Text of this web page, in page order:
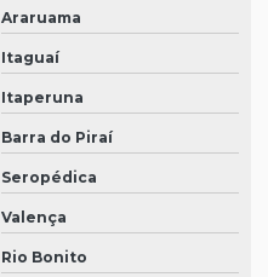
Araruama
Itaguaí
Itaperuna
Barra do Piraí
Seropédica
Valença
Rio Bonito